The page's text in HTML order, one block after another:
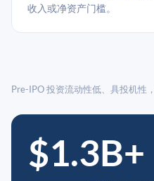
收入或净资产门槛。
Pre-IPO 投资流动性低、具投机性
$1.3B+